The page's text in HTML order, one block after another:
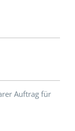
Bilder die
Auftrag für